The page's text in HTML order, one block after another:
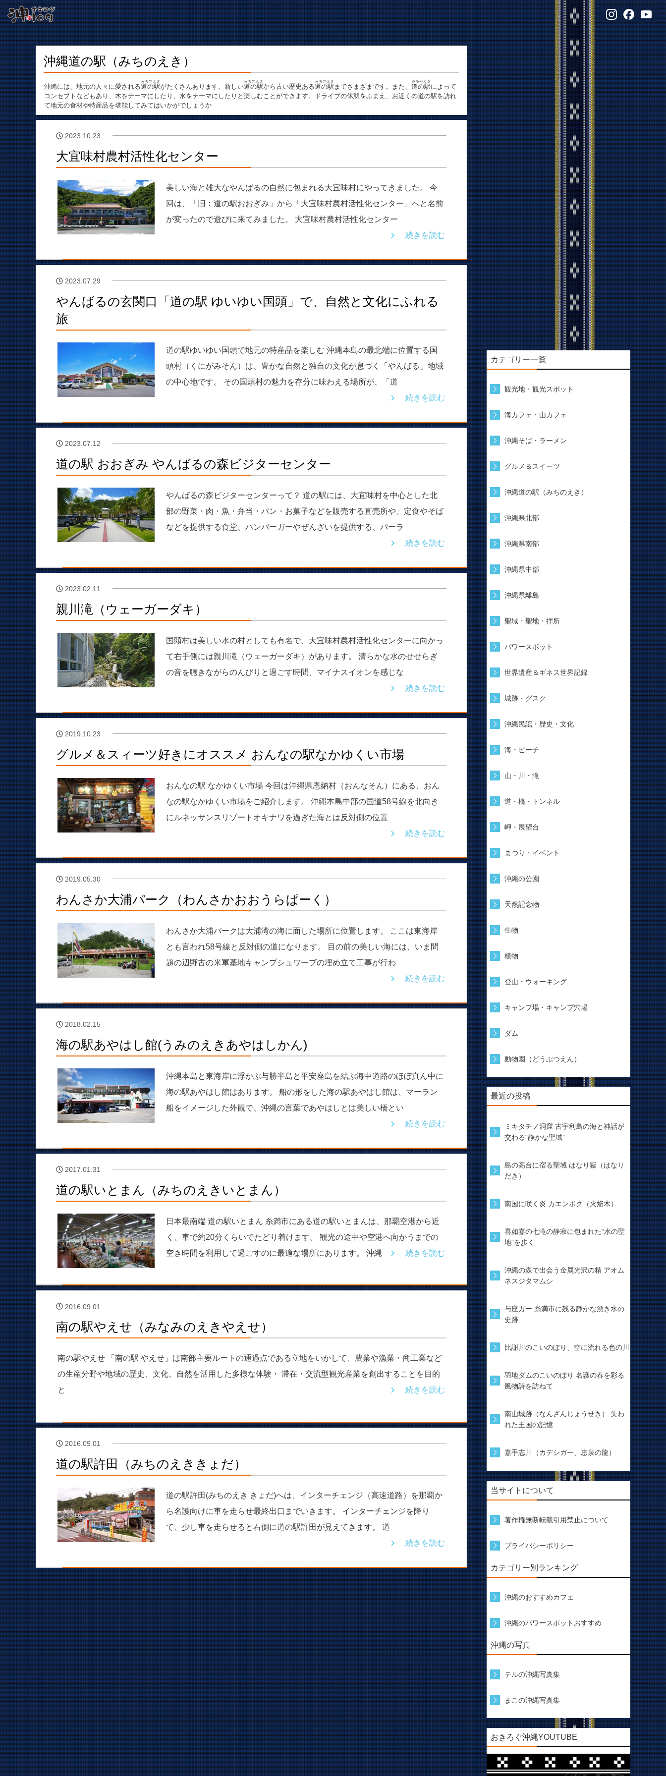
沖縄道の駅（みちのえき）
沖縄には、地元の人々に愛される道の駅
みちのえき
がたくさんあります。新しい道の駅
みちのえき
から古い歴史ある道の駅
みちのえき
までさまざまです。また、道の駅
みちのえき
によって
コンセプトなどもあり、木をテーマにしたり、水をテーマにしたりと楽しむことができます。ドライブの休憩をふまえ、お近くの道の駅を訪れ
て地元の食材や特産品を堪能してみてはいかがでしょうか
2023.10.23
大宜味村農村活性化センター
美しい海と雄大なやんばるの自然に包まれる大宜味村にやってきました。 今
回は、「旧：道の駅おおぎみ」から「大宜味村農村活性化センター」へと名前
が変ったので遊びに来てみました。 大宜味村農村活性化センター
続きを読む
2023.07.29
やんばるの玄関口「道の駅 ゆいゆい国頭」で、自然と文化にふれる
旅
道の駅ゆいゆい国頭で地元の特産品を楽しむ 沖縄本島の最北端に位置する国
頭村（くにがみそん）は、豊かな自然と独自の文化が息づく「やんばる」地域
の中心地です。 その国頭村の魅力を存分に味わえる場所が、「道
続きを読む
2023.07.12
道の駅 おおぎみ やんばるの森ビジターセンター
やんばるの森ビジターセンターって？ 道の駅には、大宜味村を中心とした北
部の野菜・肉・魚・弁当・パン・お菓子などを販売する直売所や、定食やそば
などを提供する食堂、ハンバーガーやぜんざいを提供する、パーラ
続きを読む
2023.02.11
親川滝（ウェーガーダキ）
国頭村は美しい水の村としても有名で、大宜味村農村活性化センターに向かっ
て右手側には親川滝（ウェーガーダキ）があります。 清らかな水のせせらぎ
の音を聴きながらのんびりと過ごす時間、マイナスイオンを感じな
続きを読む
2019.10.23
グルメ＆スィーツ好きにオススメ おんなの駅なかゆくい市場
おんなの駅 なかゆくい市場 今回は沖縄県恩納村（おんなそん）にある、おん
なの駅なかゆくい市場をご紹介します。 沖縄本島中部の国道58号線を北向き
にルネッサンスリゾートオキナワを過ぎた海とは反対側の位置
続きを読む
2019.05.30
わんさか大浦パーク（わんさかおおうらぱーく）
わんさか大浦パークは大浦湾の海に面した場所に位置します。 ここは東海岸
とも言われ58号線と反対側の道になります。 目の前の美しい海には、いま問
題の辺野古の米軍基地キャンプシュワーブの埋め立て工事が行わ
続きを読む
2018.02.15
海の駅あやはし館(うみのえきあやはしかん)
沖縄本島と東海岸に浮かぶ与勝半島と平安座島を結ぶ海中道路のほぼ真ん中に
海の駅あやはし館はあります。 船の形をした海の駅あやはし館は、マーラン
船をイメージした外観で、沖縄の言葉であやはしとは美しい橋とい
続きを読む
2017.01.31
道の駅いとまん（みちのえきいとまん）
日本最南端 道の駅いとまん 糸満市にある道の駅いとまんは、那覇空港から近
く、車で約20分くらいでたどり着けます。 観光の途中や空港へ向かうまでの
空き時間を利用して過ごすのに最適な場所にあります。 沖縄
続きを読む
2016.09.01
南の駅やえせ（みなみのえきやえせ）
南の駅やえせ 「南の駅 やえせ」は南部主要ルートの通過点である立地をいかして、農業や漁業・商工業など
の生産分野や地域の歴史、文化、自然を活用した多様な体験・ 滞在・交流型観光産業を創出することを目的
と
続きを読む
2016.09.01
道の駅許田（みちのえききょだ）
道の駅許田(みちのえき きょだ)へは、インターチェンジ（高速道路）を那覇か
ら名護向けに車を走らせ最終出口までいきます。 インターチェンジを降り
て、少し車を走らせると右側に道の駅許田が見えてきます。 道
続きを読む
カテゴリー一覧
観光地・観光スポット
海カフェ・山カフェ
沖縄そば・ラーメン
グルメ＆スイーツ
沖縄道の駅（みちのえき）
沖縄県北部
沖縄県南部
沖縄県中部
沖縄県離島
聖域・聖地・拝所
パワースポット
世界遺産＆ギネス世界記録
城跡・グスク
沖縄民謡・歴史・文化
海・ビーチ
山・川・滝
道・橋・トンネル
岬・展望台
まつり・イベント
沖縄の公園
天然記念物
生物
植物
登山・ウォーキング
キャンプ場・キャンプ穴場
ダム
動物園（どうぶつえん）
最近の投稿
ミキタチノ洞窟 古宇利島の海と神話が
交わる“静かな聖域”
島の高台に宿る聖域 はなり嶽（はなり
だき）
南国に咲く炎 カエンボク（火焔木）
喜如嘉の七滝の静寂に包まれた“水の聖
地”を歩く
沖縄の森で出会う金属光沢の精 アオム
ネスジタマムシ
与座ガー 糸満市に残る静かな湧き水の
史跡
比謝川のこいのぼり、空に流れる色の川
羽地ダムのこいのぼり 名護の春を彩る
風物詩を訪ねて
南山城跡（なんざんじょうせき） 失わ
れた王国の記憶
嘉手志川（カデシガー、恵泉の龍）
当サイトについて
著作権無断転載引用禁止について
プライバシーポリシー
カテゴリー別ランキング
沖縄のおすすめカフェ
沖縄のパワースポットおすすめ
沖縄の写真
テルの沖縄写真集
まこの沖縄写真集
おきろぐ沖縄YOUTUBE